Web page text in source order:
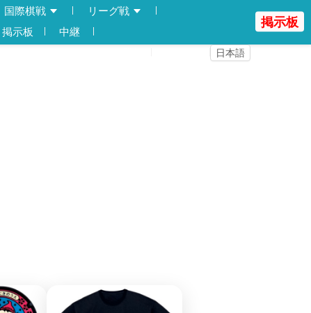
国際棋戦
リーグ戦
掲示板
中継
日本語
掲示板